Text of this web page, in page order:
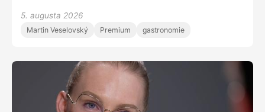
jestli máme kohokoli kdykoli nechat prodávat alkohol,“
říká šéfkuchař Zdeněk Pohlreich v rozhovoru s
jedno procento naší produkce. Teď jsme na 11
procentech, jde to nahoru. Dnes už lidé hledají piva, kde
je absolutní nula alkoholu, musíme se tomu přizpůsobit,“
dodává Berka.
5. augusta 2026
Martin Veselovský Premium gastronomie